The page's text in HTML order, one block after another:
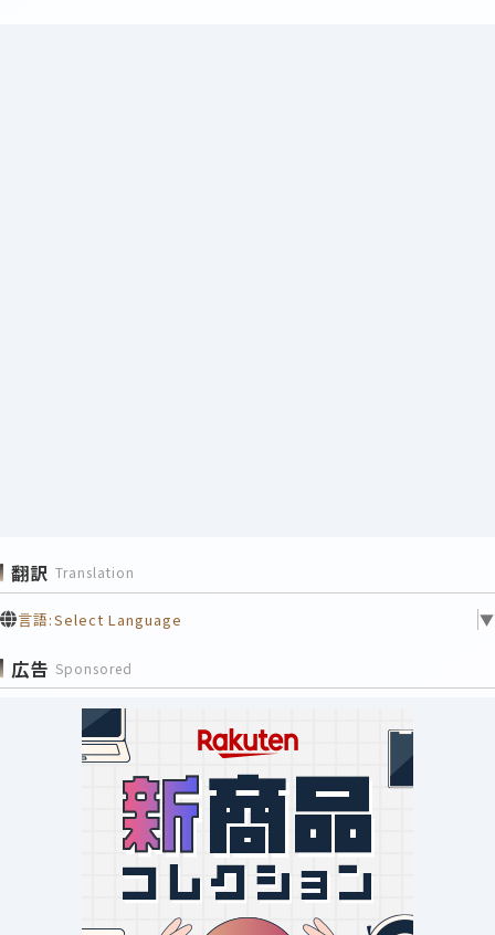
翻訳 Translation
言語:Select Language ▼
広告 Sponsored